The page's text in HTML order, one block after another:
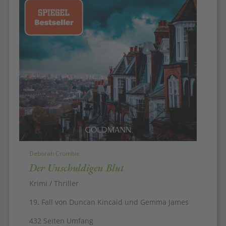
Deborah Crombie
Der Unschuldigen Blut
Krimi / Thriller
19. Fall von Duncan Kincaid und Gemma James
432 Seiten Umfang